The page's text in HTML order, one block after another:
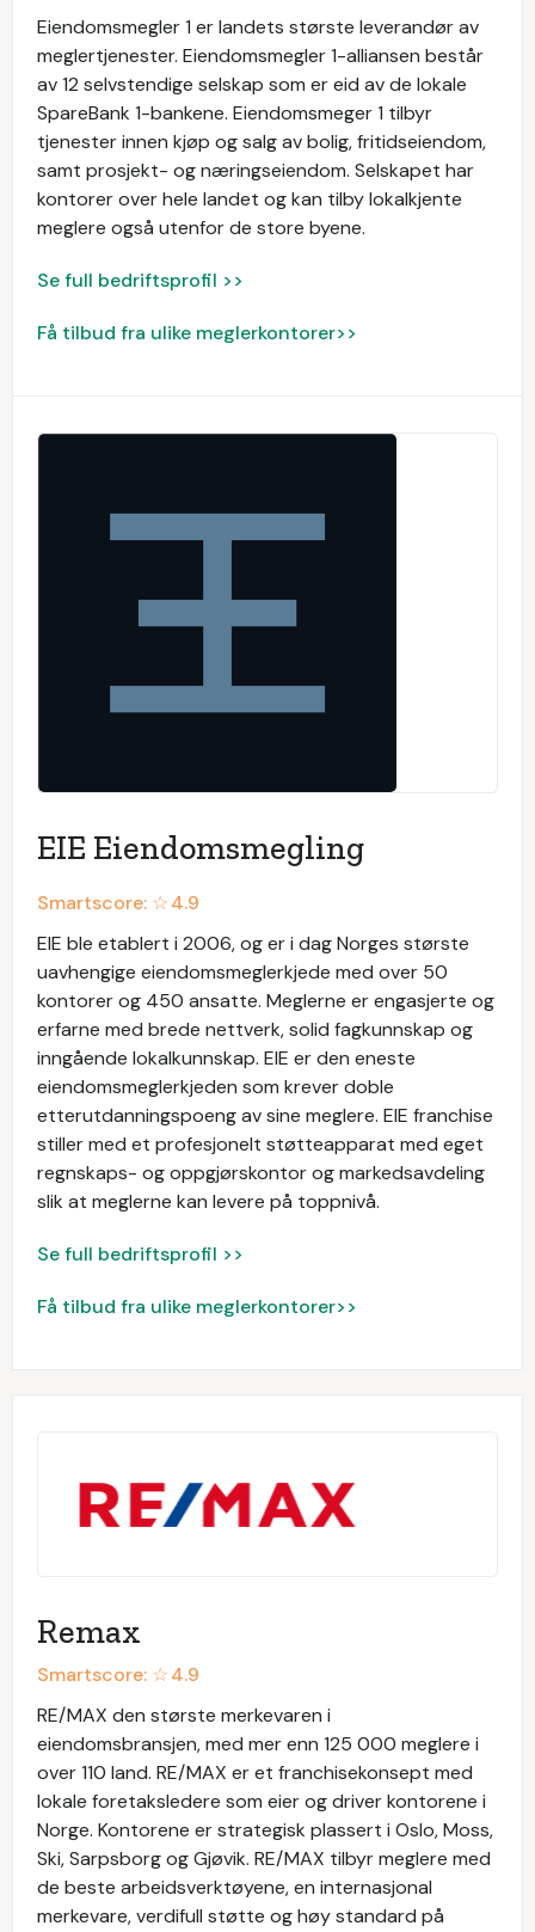
Eiendomsmegler 1 er landets største leverandør av
meglertjenester. Eiendomsmegler 1-alliansen består
av 12 selvstendige selskap som er eid av de lokale
SpareBank 1-bankene. Eiendomsmeger 1 tilbyr
tjenester innen kjøp og salg av bolig, fritidseiendom,
samt prosjekt- og næringseiendom. Selskapet har
kontorer over hele landet og kan tilby lokalkjente
meglere også utenfor de store byene.
Se full bedriftsprofil >>
Få tilbud fra ulike meglerkontorer>>
EIE Eiendomsmegling
Smartscore: ☆4.9
EIE ble etablert i 2006, og er i dag Norges største
uavhengige eiendomsmeglerkjede med over 50
kontorer og 450 ansatte. Meglerne er engasjerte og
erfarne med brede nettverk, solid fagkunnskap og
inngående lokalkunnskap. EIE er den eneste
eiendomsmeglerkjeden som krever doble
etterutdanningspoeng av sine meglere. EIE franchise
stiller med et profesjonelt støtteapparat med eget
regnskaps- og oppgjørskontor og markedsavdeling
slik at meglerne kan levere på toppnivå.
Se full bedriftsprofil >>
Få tilbud fra ulike meglerkontorer>>
Remax
Smartscore: ☆4.9
RE/MAX den største merkevaren i
eiendomsbransjen, med mer enn 125 000 meglere i
over 110 land. RE/MAX er et franchisekonsept med
lokale foretaksledere som eier og driver kontorene i
Norge. Kontorene er strategisk plassert i Oslo, Moss,
Ski, Sarpsborg og Gjøvik. RE/MAX tilbyr meglere med
de beste arbeidsverktøyene, en internasjonal
merkevare, verdifull støtte og høy standard på